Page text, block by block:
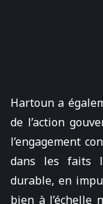
Hartoun a
de l’action
l’engagement
dans les faits
durable, en